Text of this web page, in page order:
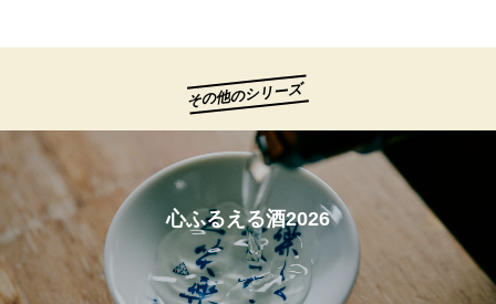
その他のシリーズ
心ふるえる酒2026